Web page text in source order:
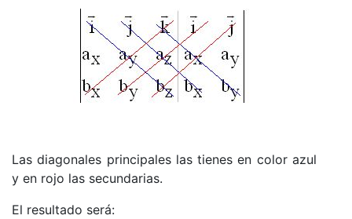
Las diagonales principales las tienes en color azul
y en rojo las secundarias.
El resultado será: